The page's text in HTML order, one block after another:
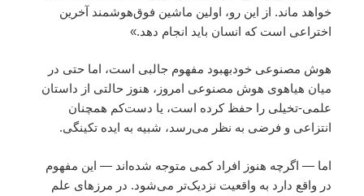
خواهد ماند. از این رو، اولین ماشین فوق‌هوشمند آخرین
اختراعی است که انسان باید انجام دهد.»
هوش مصنوعی خودبهبود مفهوم جالبی است، اما حتی در
میان هیاهوی هوش مصنوعی امروز، هنوز حالتی از داستان
علمی-تخیلی را حفظ کرده است، یا دست‌کم همچنان
انتزاعی و فرضی به نظر می‌رسد، شبیه به ایده تکینگی.
اما — اگرچه هنوز افراد کمی متوجه شده‌اند — این مفهوم
در واقع دارد به واقعیت نزدیک‌تر می‌شود. در مرزهای علم